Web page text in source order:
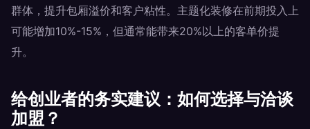
群体，提升包厢溢价和客户粘性。主题化装修在前期投入上
可能增加10%-15%，但通常能带来20%以上的客单价提
升。
给创业者的务实建议：如何选择与洽谈
加盟？